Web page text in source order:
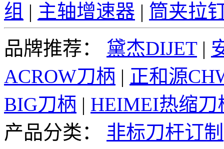
组 | 主轴增速器 | 筒夹拉
品牌推荐：
黛杰DIJET|
ACROW刀柄 | 正和源
BIG刀柄 | HEIMEI热缩刀
产品分类：
非标刀杆订制